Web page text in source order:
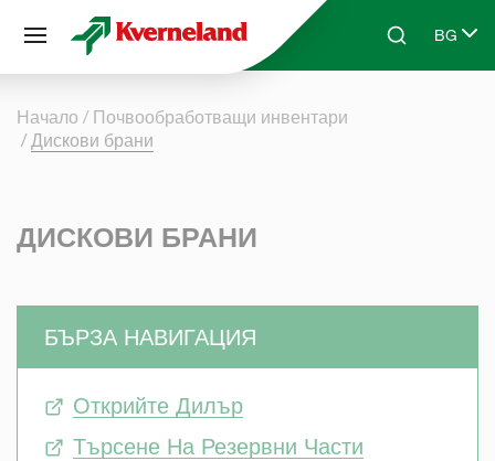
Skip to main contentSearchBG
Select
Начало
Почвообработващи инвентари
Дискови брани
ДИСКОВИ БРАНИ
БЪРЗА НАВИГАЦИЯ
Открийте Дилър
Търсене На Резервни Части
Управление на бисквитките